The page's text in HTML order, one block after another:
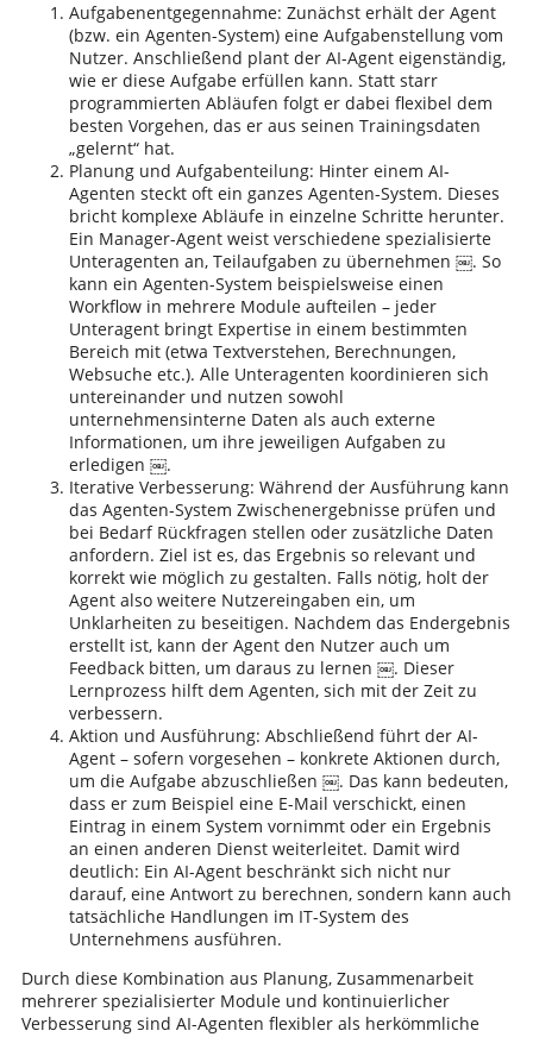
Aufgabenentgegennahme: Zunächst erhält der Agent
(bzw. ein Agenten-System) eine Aufgabenstellung vom
Nutzer. Anschließend plant der AI-Agent eigenständig,
wie er diese Aufgabe erfüllen kann. Statt starr
programmierten Abläufen folgt er dabei flexibel dem
besten Vorgehen, das er aus seinen Trainingsdaten
„gelernt“ hat.
Planung und Aufgabenteilung: Hinter einem AI-
Agenten steckt oft ein ganzes Agenten-System. Dieses
bricht komplexe Abläufe in einzelne Schritte herunter.
Ein Manager-Agent weist verschiedene spezialisierte
Unteragenten an, Teilaufgaben zu übernehmen ￼. So
kann ein Agenten-System beispielsweise einen
Workflow in mehrere Module aufteilen – jeder
Unteragent bringt Expertise in einem bestimmten
Bereich mit (etwa Textverstehen, Berechnungen,
Websuche etc.). Alle Unteragenten koordinieren sich
untereinander und nutzen sowohl
unternehmensinterne Daten als auch externe
Informationen, um ihre jeweiligen Aufgaben zu
erledigen ￼.
Iterative Verbesserung: Während der Ausführung kann
das Agenten-System Zwischenergebnisse prüfen und
bei Bedarf Rückfragen stellen oder zusätzliche Daten
anfordern. Ziel ist es, das Ergebnis so relevant und
korrekt wie möglich zu gestalten. Falls nötig, holt der
Agent also weitere Nutzereingaben ein, um
Unklarheiten zu beseitigen. Nachdem das Endergebnis
erstellt ist, kann der Agent den Nutzer auch um
Feedback bitten, um daraus zu lernen ￼. Dieser
Lernprozess hilft dem Agenten, sich mit der Zeit zu
verbessern.
Aktion und Ausführung: Abschließend führt der AI-
Agent – sofern vorgesehen – konkrete Aktionen durch,
um die Aufgabe abzuschließen ￼. Das kann bedeuten,
dass er zum Beispiel eine E-Mail verschickt, einen
Eintrag in einem System vornimmt oder ein Ergebnis
an einen anderen Dienst weiterleitet. Damit wird
deutlich: Ein AI-Agent beschränkt sich nicht nur
darauf, eine Antwort zu berechnen, sondern kann auch
tatsächliche Handlungen im IT-System des
Unternehmens ausführen.
Durch diese Kombination aus Planung, Zusammenarbeit
mehrerer spezialisierter Module und kontinuierlicher
Verbesserung sind AI-Agenten flexibler als herkömmliche